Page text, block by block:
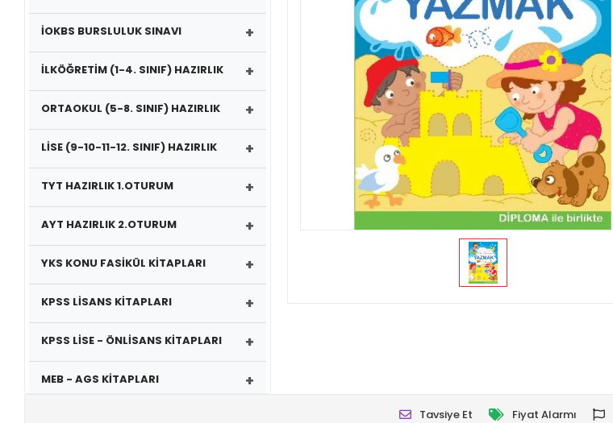
İOKBS BURSLULUK SINAVI +
İLKÖĞRETİM (1-4. SINIF) HAZIRLIK +
ORTAOKUL (5-8. SINIF) HAZIRLIK +
LİSE (9-10-11-12. SINIF) HAZIRLIK +
TYT HAZIRLIK 1.OTURUM +
AYT HAZIRLIK 2.OTURUM +
YKS KONU FASİKÜL KİTAPLARI +
KPSS LİSANS KİTAPLARI +
KPSS LİSE - ÖNLİSANS KİTAPLARI +
MEB - AGS KİTAPLARI +
Tavsiye Et Fiyat Alarmı